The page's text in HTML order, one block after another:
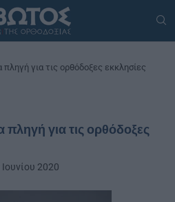
πληγή για τις ορθόδοξες εκκλησίες
πληγή για τις ορθόδοξες
Ιουνίου 2020